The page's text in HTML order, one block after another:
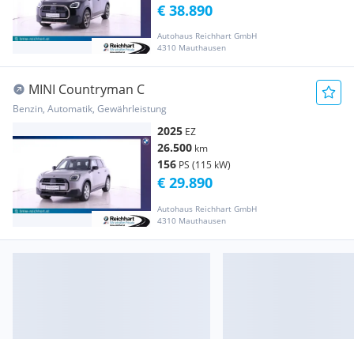
Autohaus Reichhart GmbH
4310 Mauthausen
€ 38.890
MINI Countryman C
Benzin, Automatik, Gewährleistung
2025 EZ
26.500 km
156 PS (115 kW)
Autohaus Reichhart GmbH
4310 Mauthausen
€ 29.890